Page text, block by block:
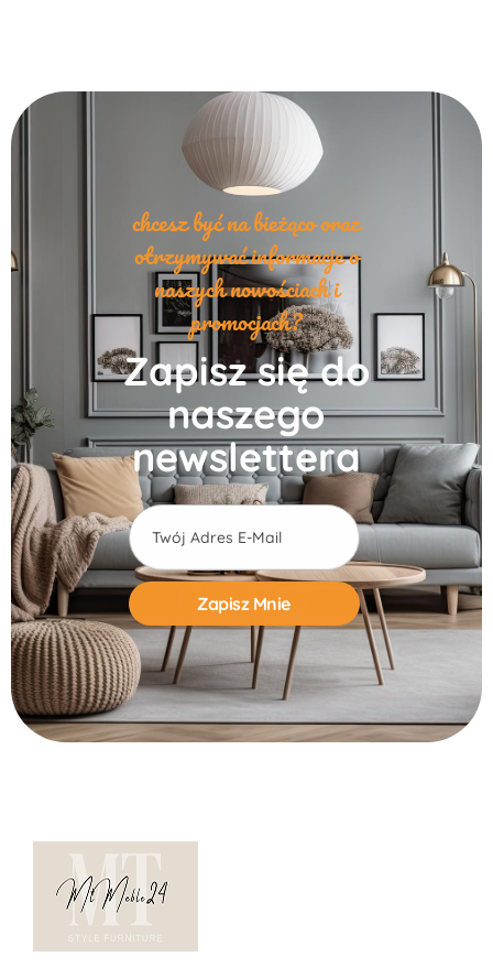
chcesz być na bieżąco oraz
otrzymywać informacje o
naszych nowościach i
promocjach?
Zapisz się do
naszego
newslettera
Alternative: